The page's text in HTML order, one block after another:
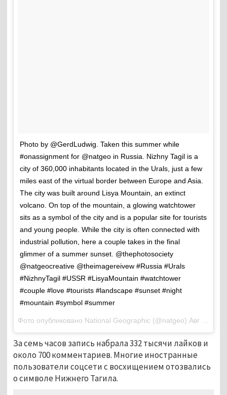
Photo by @GerdLudwig. Taken this summer while
#onassignment for @natgeo in Russia. Nizhny Tagil is a
city of 360,000 inhabitants located in the Urals, just a few
miles east of the virtual border between Europe and Asia.
The city was built around Lisya Mountain, an extinct
volcano. On top of the mountain, a glowing watchtower
sits as a symbol of the city and is a popular site for tourists
and young people. While the city is often connected with
industrial pollution, here a couple takes in the final
glimmer of a summer sunset. @thephotosociety
@natgeocreative @theimagereivew #Russia #Urals
#NizhnyTagil #USSR #LisyaMountain #watchtower
#couple #love #tourists #landscape #sunset #night
#mountain #symbol #summer
Фото опубликовано National Geographic (@natgeo) Авг 16 2016 в 3:12 PDT
За семь часов запись набрала 332 тысячи лайков и
около 700 комментариев. Многие иностранные
пользователи соцсети с восхищением отозвались
о символе Нижнего Тагила.